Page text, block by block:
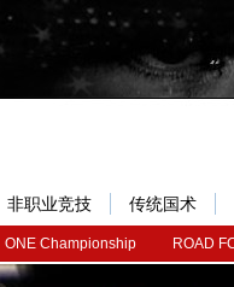
ONE Championship ROAD
非职业竞技 传统国术